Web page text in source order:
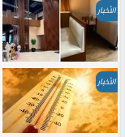
الأخبار
الأخبار